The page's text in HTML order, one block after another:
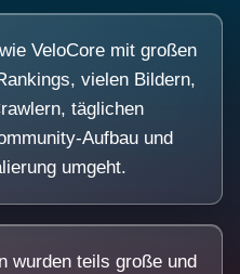
VeloCore mit großen
vielen Bildern,
täglichen
Aufbau und
umgeht.
wurden teils große und